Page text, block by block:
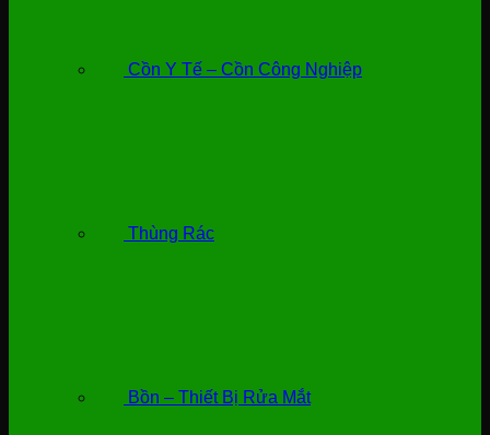
Cồn Y Tế – Cồn Công Nghiệp
Thùng Rác
Bồn – Thiết Bị Rửa Mắt